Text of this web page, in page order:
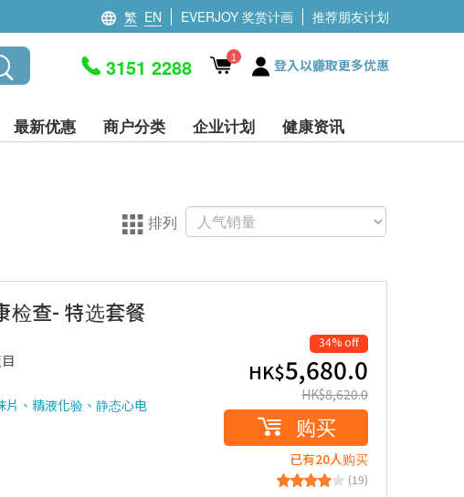
繁 EN EVERJOY 奖赏计画 推荐朋友计划
3151 2288 1 登入以赚取更多优惠
最新优惠 商户分类 企业计划 健康资讯
排列
查- 特选套餐
片、精液化验、静态心电
34% off
HK$5,680.0
HK$8,620.0
购买
已有20人购买
(19)